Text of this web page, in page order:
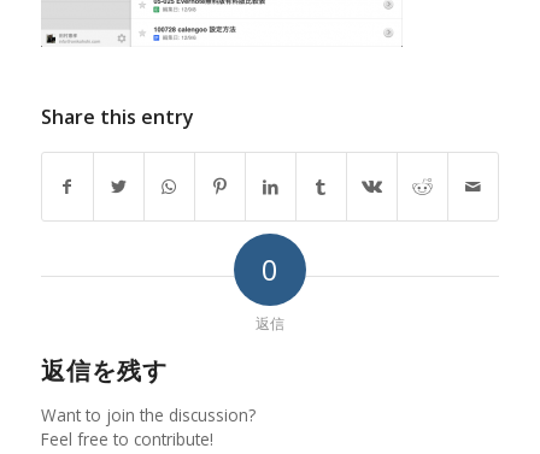
Share this entry
0
返信
返信を残す
Want to join the discussion?
Feel free to contribute!